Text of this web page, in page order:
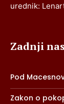
urednik:
Zadnji
Pod
Zakon o